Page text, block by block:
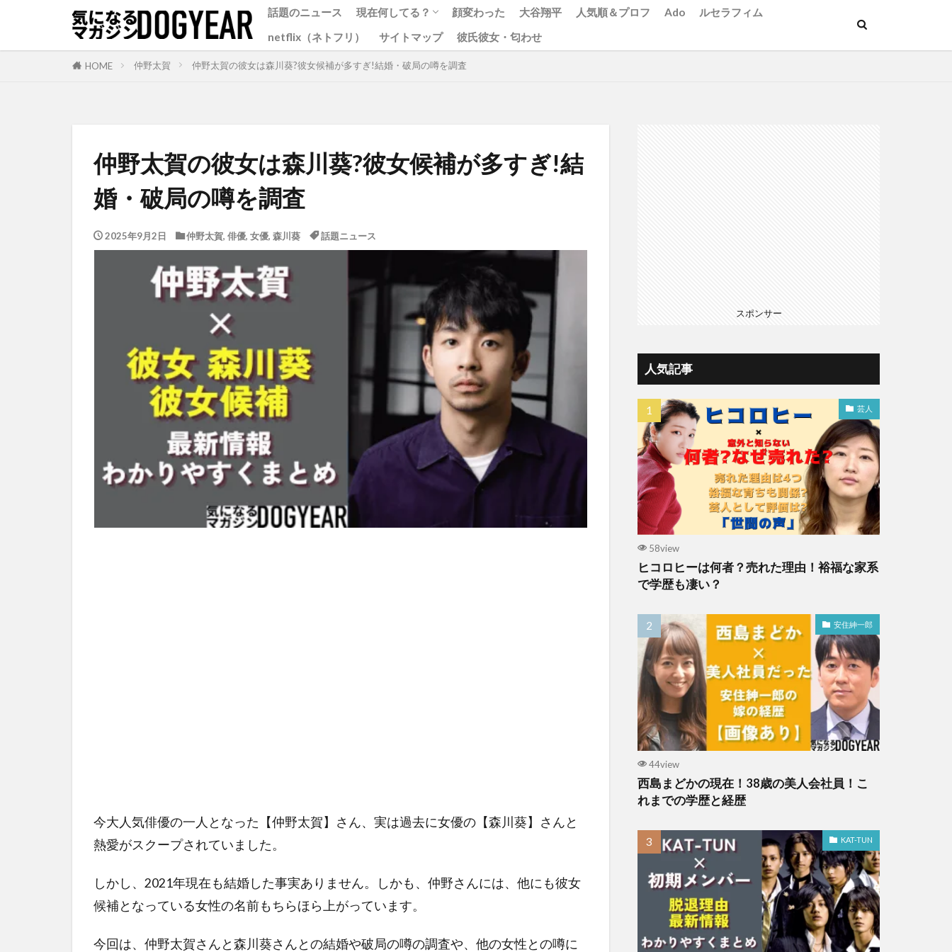
話題のニュース 現在何してる？
松本人志
ジャニーズ
顔変わった 大谷翔平 人気順＆プロフ Ado
ルセラフィム
netflix（ネトフリ）
サイトマップ 彼氏彼女・匂わせ
HOME 仲野太賀 仲野太賀の彼女は森川葵?彼女候補が多すぎ!結婚・破局の噂を調査
仲野太賀の彼女は森川葵?彼女候補が多すぎ!結
婚・破局の噂を調査
2025年9月2日 仲野太賀, 俳優, 女優, 森川葵 話題ニュース
今大人気俳優の一人となった【仲野太賀】さん、実は過去に女優の【森川葵】さんと
熱愛がスクープされていました。
しかし、2021年現在も結婚した事実ありません。しかも、仲野さんには、他にも彼女
候補となっている女性の名前もちらほら上がっています。
今回は、仲野太賀さんと森川葵さんとの結婚や破局の噂の調査や、他の女性との噂に
スポンサー
人気記事
芸人
58view
ヒコロヒーは何者？売れた理由！裕福な家系
で学歴も凄い？
安住紳一郎
44view
西島まどかの現在！38歳の美人会社員！こ
れまでの学歴と経歴
KAT-TUN